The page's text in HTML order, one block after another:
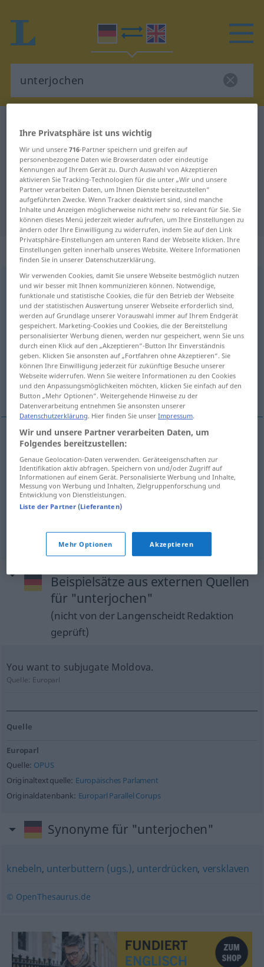
Deutsch-Englisch Übersetzung für
"unterjochen"
"unterjochen" Englisch
Übersetzung
„unterjochen“: transitives Verb
unterjochenv/t <untrennb, kein-ge-;h>
Übersicht aller Übersetzungen
(Für mehr Details die Übersetzung anklicken/antippen)
subjugate, put under the yoke, subject,
enslave
subjugate, keep under
subjugate,put(sb)under the
enslave
unterjochen unterwerfen
subjugate ,keep (sb)under
unterdrücken
Beispielsätze aus externen Quellen
für "unterjochen"
(nicht von der Langenscheidt Redaktion
geprüft)
You want to subjugate Moldova.
Quelle: Europarl
Quelle
Europarl
Quelle: OPUS
Originaltextquelle: Europäisches Parlament
Originaldatenbank: Europarl Parallel Corups
Synonyme für "unterjochen"
knebeln, unterbuttern (ugs.), unterdrücken, versklaven
© OpenThesaurus.de
Ihre Privatsphäre ist uns wichtig
Wir und unsere716-Partner speichern und greifen auf
personenbezogene Daten wie Browserdaten oder eindeutige
Kennungen auf Ihrem Gerät zu. Durch Auswahl von Akzeptieren
aktivieren Sie Tracking-Technologien für die unter „Wir und unsere
Partner verarbeiten Daten, um Ihnen Dienste bereitzustellen“
aufgeführten Zwecke. Wenn Tracker deaktiviert sind, sind manche
Inhalte und Anzeigen möglicherweise nicht mehr so relevant für Sie. Sie
können dieses Menü jederzeit wieder aufrufen, um Ihre Einstellungen zu
ändern oder Ihre Einwilligung zu widerrufen, indem Sie auf den Link
Privatsphäre-Einstellungen am unteren Rand der Webseite klicken. Ihre
Einstellungen gelten innerhalb unseres Website. Weitere Informationen
finden Sie in unserer Datenschutzerklärung.
Wir verwenden Cookies, damit Sie unsere Webseite bestmöglich nutzen
und wir besser mit Ihnen kommunizieren können. Notwendige,
funktionale und statistische Cookies, die für den Betrieb der Webseite
und der statistischen Auswertung unserer Webseite erforderlich sind,
werden auf Grundlage unserer Vorauswahl immer auf Ihrem Endgerät
gespeichert. Marketing-Cookies und Cookies, die der Bereitstellung
personalisierter Werbung dienen, werden nur gespeichert, wenn Sie uns
durch einen Klick auf den „Akzeptieren“-Button Ihr Einverständnis
geben. Klicken Sie ansonsten auf „Fortfahren ohne Akzeptieren“. Sie
können Ihre Einwilligung jederzeit für zukünftige Besuche unserer
Webseite widerrufen. Wenn Sie weitere Informationen zu den Cookies
und den Anpassungsmöglichkeiten möchten, klicken Sie einfach auf den
Button „Mehr Optionen“. Weitergehende Hinweise zu der
Datenverarbeitung entnehmen Sie ansonsten unserer
Datenschutzerklärung. Hier finden Sie unserImpressum.
Wir und unsere Partner verarbeiten Daten, um
Folgendes bereitzustellen:
Genaue Geolocation-Daten verwenden. Geräteeigenschaften zur
Identifikation aktiv abfragen. Speichern von und/oder Zugriff auf
Informationen auf einem Gerät. Personalisierte Werbung und Inhalte,
Messung von Werbung und Inhalten, Zielgruppenforschung und
Entwicklung von Dienstleistungen.
Liste der Partner (Lieferanten)
Mehr Optionen Akzeptieren